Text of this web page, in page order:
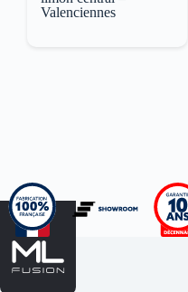
Valenciennes